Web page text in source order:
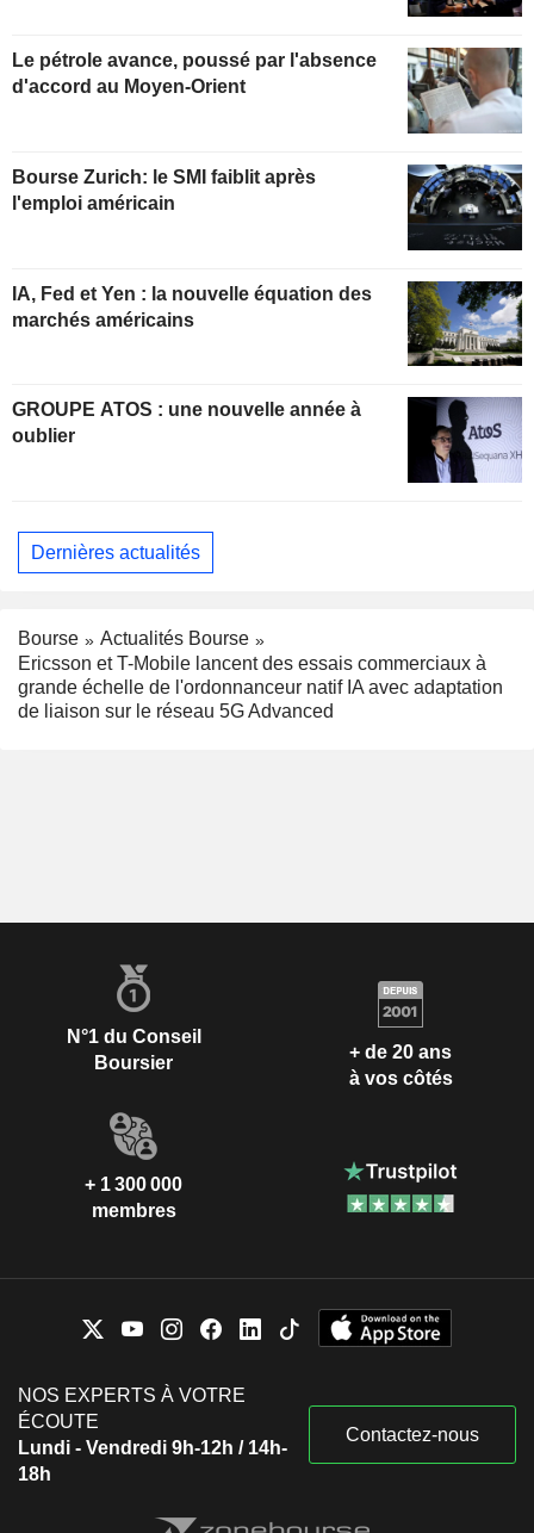
Le pétrole avance, poussé par l'absence
d'accord au Moyen-Orient
Bourse Zurich: le SMI faiblit après
l'emploi américain
IA, Fed et Yen : la nouvelle équation des
marchés américains
GROUPE ATOS : une nouvelle année à
oublier
Dernières actualités
Bourse
Actualités Bourse
Ericsson et T-Mobile lancent des essais commerciaux à
grande échelle de l'ordonnanceur natif IA avec adaptation
de liaison sur le réseau 5G Advanced
N°1 du Conseil
Boursier
+ de 20 ans
à vos côtés
+ 1 300 000
membres
NOS EXPERTS À VOTRE
ÉCOUTE
Lundi - Vendredi 9h-12h / 14h-
18h
Contactez-nous